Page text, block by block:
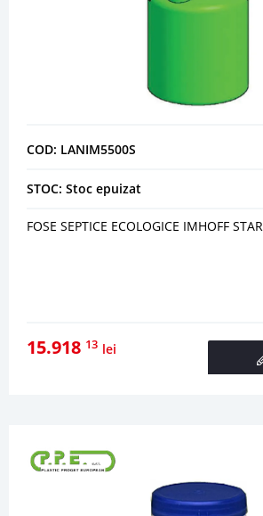
COD: LANIM5500S
STOC: Stoc epuizat
FOSE SEPTICE ECOLOGICE IMHOFF
15.918 13 lei